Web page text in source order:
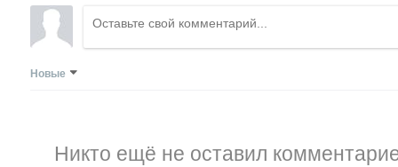
Новые
Никто ещё не оставил